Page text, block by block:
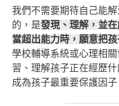
我們不需要期待自己能
的，是發現、理解，並
當超出能力時，願意把
學校輔導系統或心理相
習、理解孩子正在經歷
成為孩子最重要保護因子